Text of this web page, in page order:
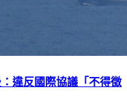
違反國際協議「不得徵